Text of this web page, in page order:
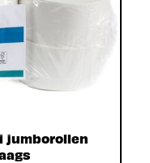
jumborollen